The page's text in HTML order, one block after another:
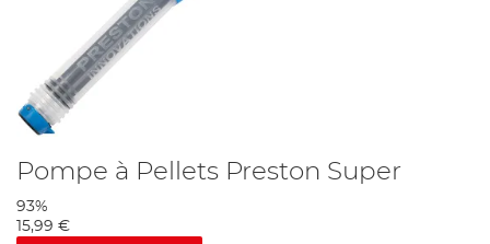
Pompe à Pellets Preston Super
93%
15,99 €